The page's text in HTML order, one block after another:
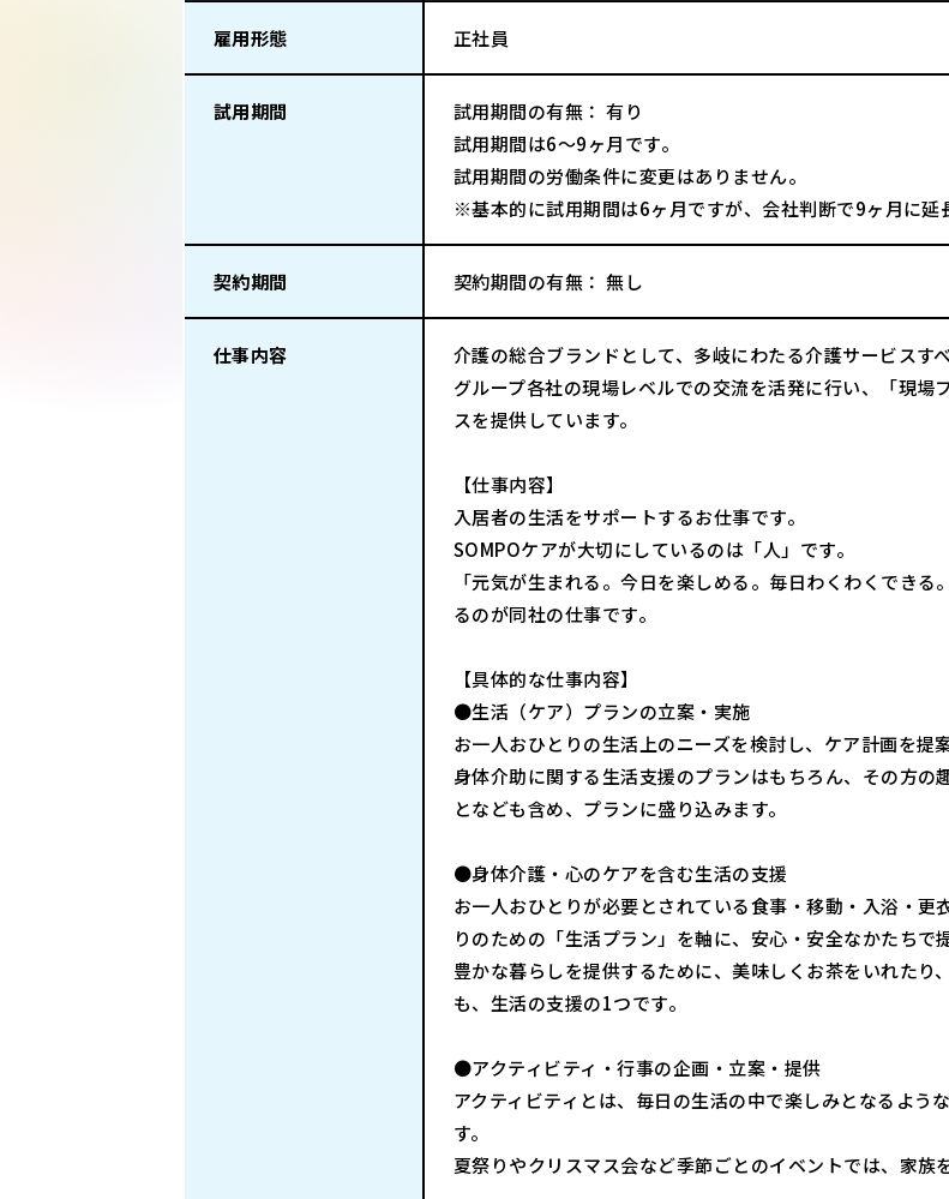
雇用形態 正社員
試用期間
試用期間の有無： 有り
試用期間は6～9ヶ月です。
試用期間の労働条件に変更はありません。
※基本的に試用期間は6ヶ月ですが、会社判断で9ヶ月に延
契約期間 契約期間の有無： 無し
仕事内容
介護の総合ブランドとして、多岐にわたる介護サービスす
グループ各社の現場レベルでの交流を活発に行い、「現
スを提供しています。
【仕事内容】
入居者の生活をサポートするお仕事です。
SOMPOケアが大切にしているのは「人」です。
「元気が生まれる。今日を楽しめる。毎日わくわくでき
るのが同社の仕事です。
【具体的な仕事内容】
●生活（ケア）プランの立案・実施
お一人おひとりの生活上のニーズを検討し、ケア計画を提
身体介助に関する生活支援のプランはもちろん、その方
となども含め、プランに盛り込みます。
●身体介護・心のケアを含む生活の支援
お一人おひとりが必要とされている食事・移動・入浴・
りのための「生活プラン」を軸に、安心・安全なかたちで
豊かな暮らしを提供するために、美味しくお茶をいれた
も、生活の支援の1つです。
●アクティビティ・行事の企画・立案・提供
アクティビティとは、毎日の生活の中で楽しみとなるよう
す。
夏祭りやクリスマス会など季節ごとのイベントでは、家族